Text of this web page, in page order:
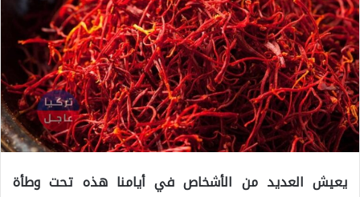
يعيش العديد من الأشخاص في أيامنا هذه تحت وطأة